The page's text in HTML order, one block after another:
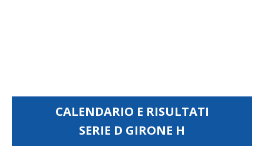
CALENDARIO E RISULTATI
SERIE D GIRONE H